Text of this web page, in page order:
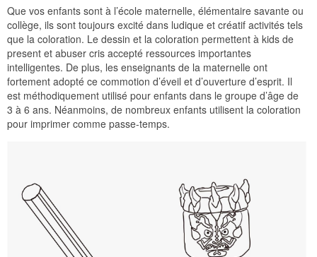
Que vos enfants sont à l’école maternelle, élémentaire savante ou
collège, ils sont toujours excité dans ludique et créatif activités tels
que la coloration. Le dessin et la coloration permettent à kids de
present et abuser cris accepté ressources importantes
intelligentes. De plus, les enseignants de la maternelle ont
fortement adopté ce commotion d’éveil et d’ouverture d’esprit. Il
est méthodiquement utilisé pour enfants dans le groupe d’âge de
3 à 6 ans. Néanmoins, de nombreux enfants utilisent la coloration
pour imprimer comme passe-temps.